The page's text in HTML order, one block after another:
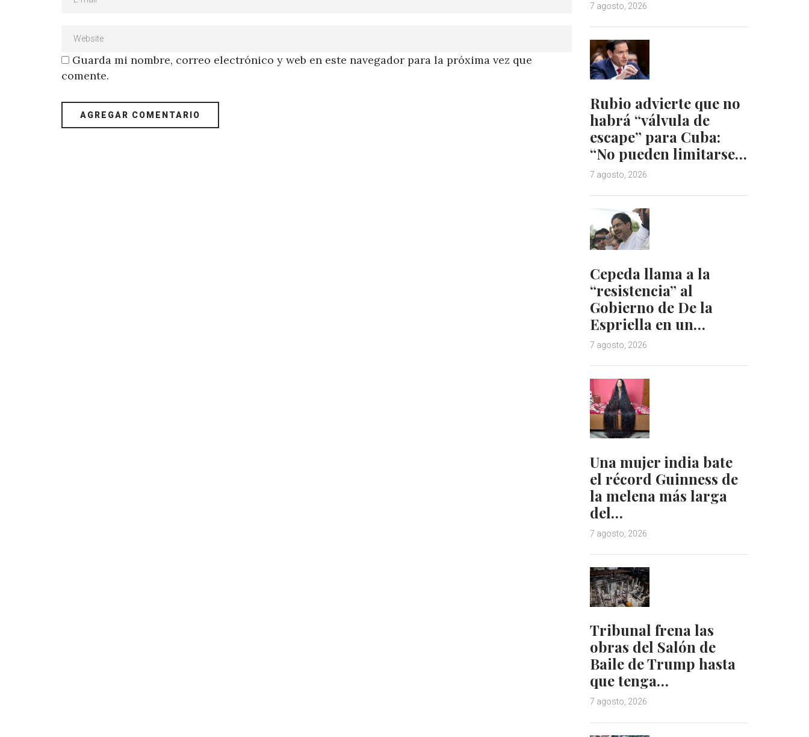
Guarda mi nombre, correo electrónico y web en este navegador para la próxima vez que
comente.
7 agosto, 2026
Rubio advierte que no
habrá “válvula de
escape” para Cuba:
“No pueden limitarse…
7 agosto, 2026
Cepeda llama a la
“resistencia” al
Gobierno de De la
Espriella en un…
7 agosto, 2026
Una mujer india bate
el récord Guinness de
la melena más larga
del…
7 agosto, 2026
Tribunal frena las
obras del Salón de
Baile de Trump hasta
que tenga…
7 agosto, 2026